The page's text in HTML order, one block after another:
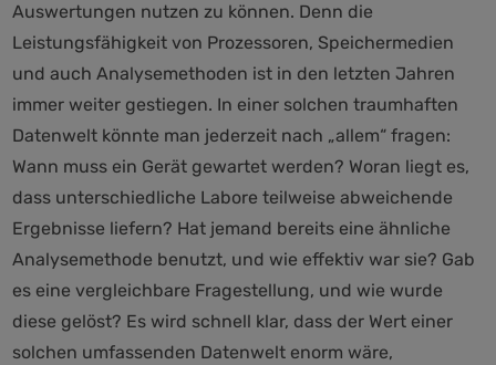
Auswertungen nutzen zu können. Denn die
Leistungsfähigkeit von Prozessoren, Speichermedien
und auch Analysemethoden ist in den letzten Jahren
immer weiter gestiegen. In einer solchen traumhaften
Datenwelt könnte man jederzeit nach „allem“ fragen:
Wann muss ein Gerät gewartet werden? Woran liegt es,
dass unterschiedliche Labore teilweise abweichende
Ergebnisse liefern? Hat jemand bereits eine ähnliche
Analysemethode benutzt, und wie effektiv war sie? Gab
es eine vergleichbare Fragestellung, und wie wurde
diese gelöst? Es wird schnell klar, dass der Wert einer
solchen umfassenden Datenwelt enorm wäre,